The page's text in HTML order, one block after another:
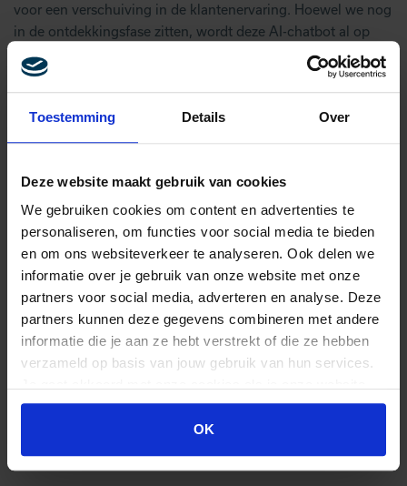
Toestemming Details Over
Deze website maakt gebruik van cookies
We gebruiken cookies om content en advertenties te
personaliseren, om functies voor social media te bieden
en om ons websiteverkeer te analyseren. Ook delen we
informatie over je gebruik van onze website met onze
partners voor social media, adverteren en analyse. Deze
partners kunnen deze gegevens combineren met andere
informatie die je aan ze hebt verstrekt of die ze hebben
verzameld op basis van jouw gebruik van hun services.
blijft gebruiken.
OK
voor een verschuiving in de klantenervaring. Hoewel we nog
in de ontdekkingsfase zitten, wordt deze AI-chatbot al op
grote schaal in organisaties geïmplementeerd. Een
succesvolle integratie betekent veel kostenbesparingen en
een verbeterde klantervaring. Als high tech en high touch
hand in hand gaan, spreek je echt van customer experience
next level. Laten we deze belangrijke trend eens nader
AI ALS GAMECHANGER IN CUSTOMER
EXPERIENCE
AI is een gamechanger, maar wat betekent dit voor customer
experience? Organisaties benutten AI op verschillende
manieren om de klantervaring te verbeteren, zoals het
gebruik van chatbots, spraakassistenten en predictive
analytics. Het potentieel van AI ligt in het verbeteren van
efficiëntie, het nemen van geïnformeerde beslissingen en het
DE VALKUIL VAN TECHNOLOGIE